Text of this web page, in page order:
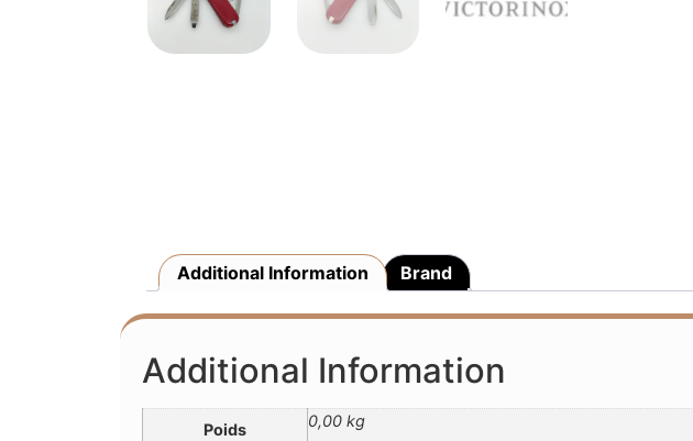
Additional Information Brand
Additional Information
Poids 0,00 kg